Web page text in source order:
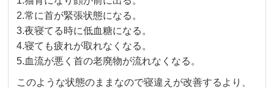
2.常に首が緊張状態になる。
3.夜寝てる時に低血糖になる。
4.寝ても疲れが取れなくなる。
5.血流が悪く首の老廃物が流れなくなる。
このような状態のままなので寝違えが改善するより、